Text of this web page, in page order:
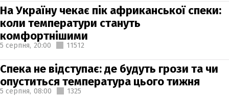
На Україну чекає пік африканської спеки:
коли температури стануть
комфортнішими
5 серпня, 20:00 11512
Спека не відступає: де будуть грози та чи
опуститься температура цього тижня
5 серпня, 08:00 1325